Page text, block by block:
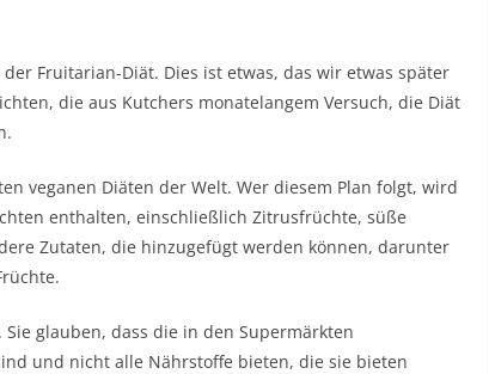
Fruitarian-Diät. Dies ist etwas, das wir etwas später
die aus Kutchers monatelangem Versuch, die Diät
veganen Diäten der Welt. Wer diesem Plan folgt, wird
enthalten, einschließlich Zitrusfrüchte, süße
Zutaten, die hinzugefügt werden können, darunter
glauben, dass die in den Supermärkten
und nicht alle Nährstoffe bieten, die sie bieten